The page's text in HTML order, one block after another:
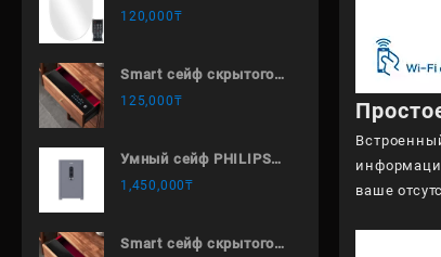
ваше
унитаза SG 405
120,000₸
Smart сейф скрытого
типа 464 х 400 х 150
125,000₸
Умный сейф PHILIPS
Smart safe box
1,450,000₸
Smart сейф скрытого